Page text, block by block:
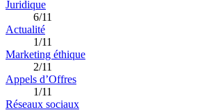
Juridique
6/11
Actualité
1/11
Marketing éthique
2/11
Appels d’Offres
1/11
Réseaux sociaux